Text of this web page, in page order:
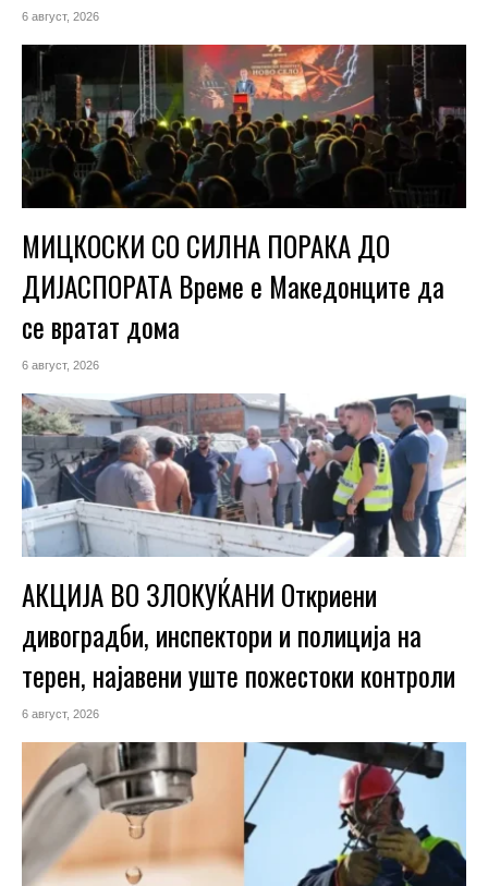
6 август, 2026
МИЦКОСКИ СО СИЛНА ПОРАКА ДО
ДИЈАСПОРАТА Време е Македонците да
се вратат дома
6 август, 2026
АКЦИЈА ВО ЗЛОКУЌАНИ Откриени
дивоградби, инспектори и полиција на
терен, најавени уште пожестоки контроли
6 август, 2026